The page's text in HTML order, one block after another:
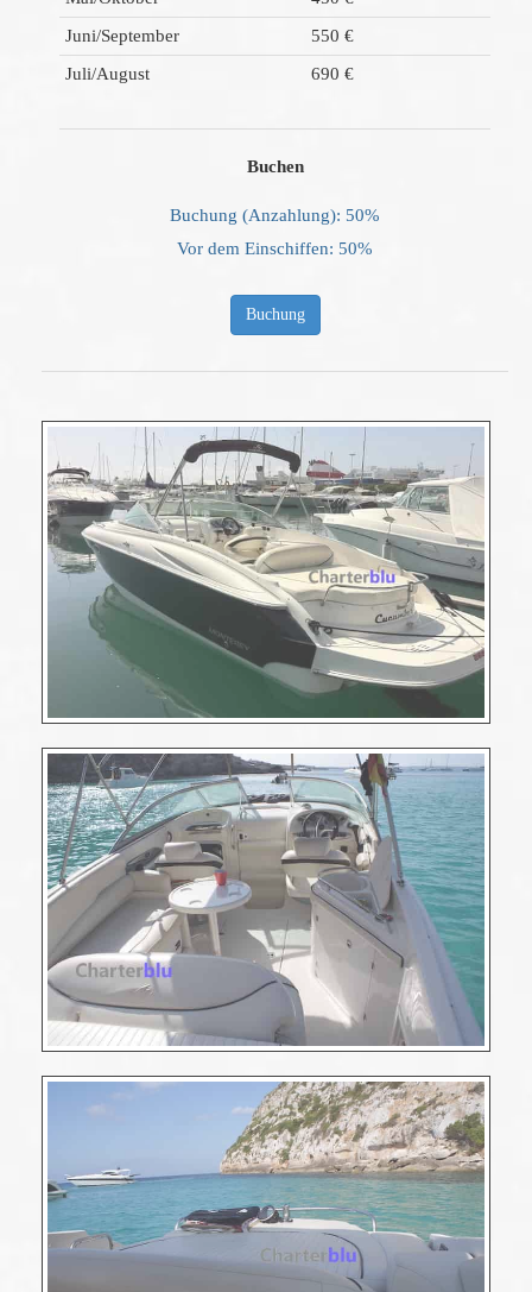
Juni/September
550 €
Juli/August
690 €
Buchen
Buchung (Anzahlung): 50%
Vor dem Einschiffen: 50%
Buchung